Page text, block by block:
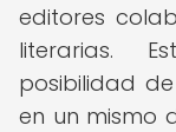
editores
literarias.
posibilidad
en un mismo